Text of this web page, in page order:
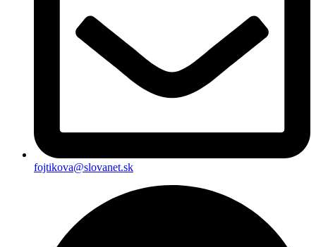
fojtikova@slovanet.sk